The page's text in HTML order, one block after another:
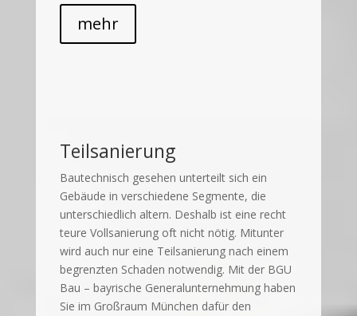
mehr
Teilsanierung
Bautechnisch gesehen unterteilt sich ein
Gebäude in verschiedene Segmente, die
unterschiedlich altern. Deshalb ist eine recht
teure Vollsanierung oft nicht nötig. Mitunter
wird auch nur eine Teilsanierung nach einem
begrenzten Schaden notwendig. Mit der BGU
Bau – bayrische Generalunternehmung haben
Sie im Großraum München dafür den